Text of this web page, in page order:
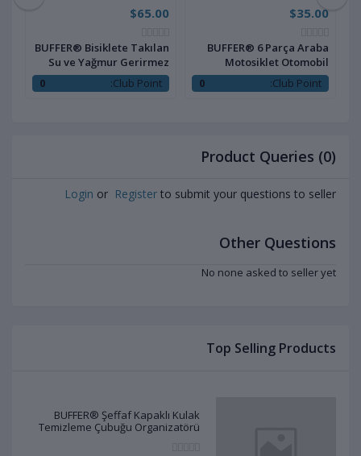
Top Selling Products
BUFFER® Şeffaf Kapaklı Kulak
Temizleme Çubuğu Organizatörü
$35.00
BUFFER® 6 Parça Araba
Motosiklet Otomobil
Bisiklet Lastik Tamir Kiti
Araç Bakım Seti
Club Point:
0
$65.00
BUFFER® Bisiklete Takılan
Su ve Yağmur Gerirmez
Telefon Kılıfı Universal
Club Point:
0
Product Queries (0)
Login or Register to submit your questions to seller
Other Questions
No none asked to seller yet